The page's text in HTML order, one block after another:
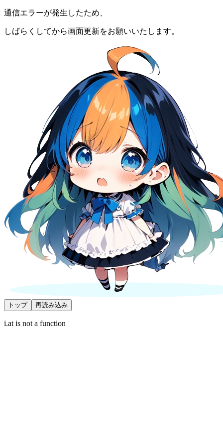
通信エラーが発生したため、
しばらくしてから画面更新をお願いいたします。
トップ 再読み込み
i.at is not a function